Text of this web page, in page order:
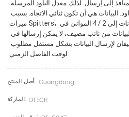
ميزات Spitters، يمكن للمضيف إرسال بيانات إلى 2 / 4 الموانئ في
أصل المنتج: Guangdong
الماركة: DTECH